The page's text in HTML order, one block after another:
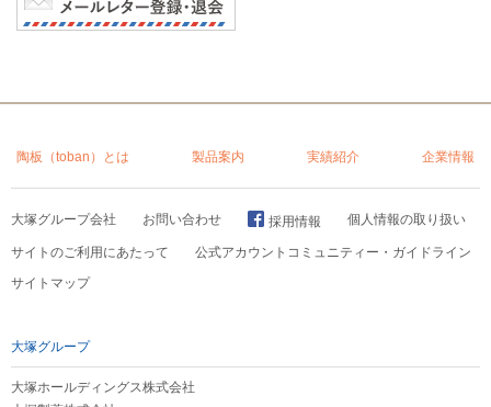
陶板（toban）とは 製品案内 実績紹介 企業情報
大塚グループ会社 お問い合わせ 採用情報 個人情報の取り扱い
サイトのご利用にあたって
公式アカウントコミュニティー・ガイドライン
サイトマップ
大塚グループ
大塚ホールディングス株式会社